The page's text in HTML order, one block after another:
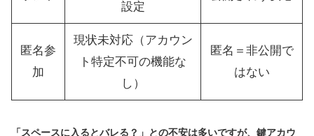
設定
匿名参
加
現状未対応（アカウン
ト特定不可の機能な
し）
匿名＝非公開で
はない
「スペースに入るとバレる？」との不安は多いですが、鍵アカウ